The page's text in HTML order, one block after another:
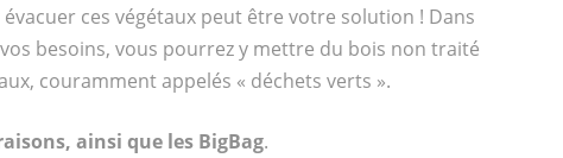
ces végétaux peut être votre solution ! Dans
besoins, vous pourrez y mettre du bois non traité
couramment appelés « déchets verts ».
ainsi que les BigBag.